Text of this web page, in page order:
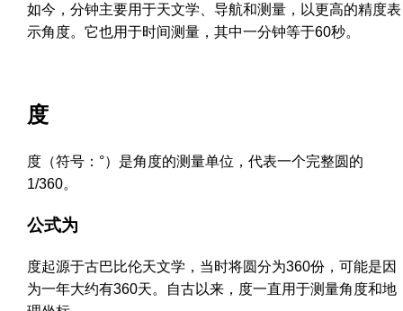
如今，分钟主要用于天文学、导航和测量，以更高的精度表
示角度。它也用于时间测量，其中一分钟等于60秒。
度
度（符号：°）是角度的测量单位，代表一个完整圆的
1/360。
公式为
度起源于古巴比伦天文学，当时将圆分为360份，可能是因
为一年大约有360天。自古以来，度一直用于测量角度和地